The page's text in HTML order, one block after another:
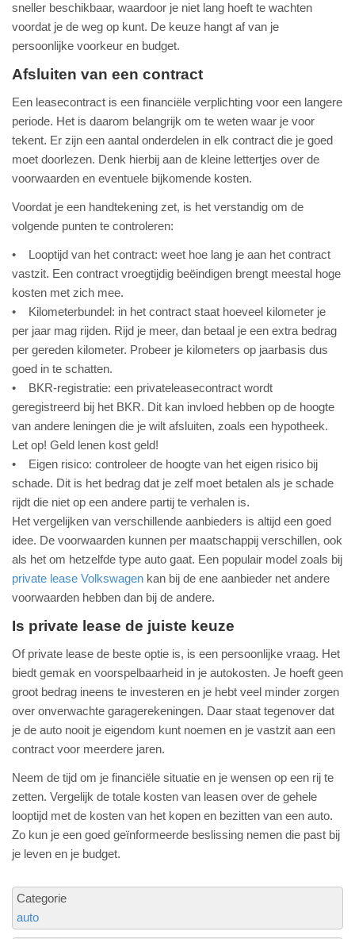
sneller beschikbaar, waardoor je niet lang hoeft te wachten
voordat je de weg op kunt. De keuze hangt af van je
persoonlijke voorkeur en budget.
Afsluiten van een contract
Een leasecontract is een financiële verplichting voor een langere
periode. Het is daarom belangrijk om te weten waar je voor
tekent. Er zijn een aantal onderdelen in elk contract die je goed
moet doorlezen. Denk hierbij aan de kleine lettertjes over de
voorwaarden en eventuele bijkomende kosten.
Voordat je een handtekening zet, is het verstandig om de
volgende punten te controleren:
• Looptijd van het contract: weet hoe lang je aan het contract
vastzit. Een contract vroegtijdig beëindigen brengt meestal hoge
kosten met zich mee.
• Kilometerbundel: in het contract staat hoeveel kilometer je
per jaar mag rijden. Rijd je meer, dan betaal je een extra bedrag
per gereden kilometer. Probeer je kilometers op jaarbasis dus
goed in te schatten.
• BKR-registratie: een privateleasecontract wordt
geregistreerd bij het BKR. Dit kan invloed hebben op de hoogte
van andere leningen die je wilt afsluiten, zoals een hypotheek.
Let op! Geld lenen kost geld!
• Eigen risico: controleer de hoogte van het eigen risico bij
schade. Dit is het bedrag dat je zelf moet betalen als je schade
rijdt die niet op een andere partij te verhalen is.
Het vergelijken van verschillende aanbieders is altijd een goed
idee. De voorwaarden kunnen per maatschappij verschillen, ook
als het om hetzelfde type auto gaat. Een populair model zoals bij
private lease Volkswagen kan bij de ene aanbieder net andere
voorwaarden hebben dan bij de andere.
Is private lease de juiste keuze
Of private lease de beste optie is, is een persoonlijke vraag. Het
biedt gemak en voorspelbaarheid in je autokosten. Je hoeft geen
groot bedrag ineens te investeren en je hebt veel minder zorgen
over onverwachte garagerekeningen. Daar staat tegenover dat
je de auto nooit je eigendom kunt noemen en je vastzit aan een
contract voor meerdere jaren.
Neem de tijd om je financiële situatie en je wensen op een rij te
zetten. Vergelijk de totale kosten van leasen over de gehele
looptijd met de kosten van het kopen en bezitten van een auto.
Zo kun je een goed geïnformeerde beslissing nemen die past bij
je leven en je budget.
Categorie
auto